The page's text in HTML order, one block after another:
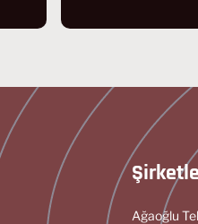
Ağaoğlu